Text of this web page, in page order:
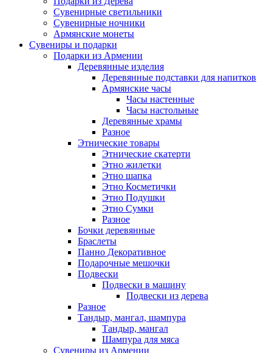
Сувенирные светильники
Сувенирные ночники
Армянские монеты
Сувениры и подарки
Подарки из Армении
Деревянные изделия
Деревянные подставки для напитков
Армянские часы
Часы настенные
Часы настольные
Деревянные храмы
Разное
Этнические товары
Этнические скатерти
Этно жилетки
Этно шапка
Этно Косметички
Этно Подушки
Этно Сумки
Разное
Бочки деревянные
Браслеты
Панно Декоративное
Подарочные мешочки
Подвески
Подвески в машину
Подвески из дерева
Разное
Тандыр, мангал, шампура
Тандыр, мангал
Шампура для мяса
Сувениры из Армении